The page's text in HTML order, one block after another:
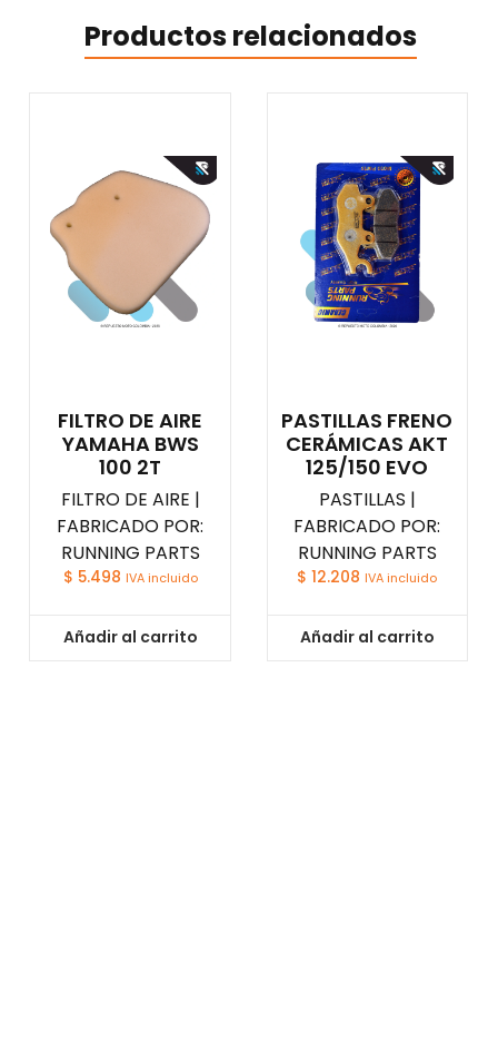
Productos relacionados
FILTRO DE AIRE
YAMAHA BWS
100 2T
FILTRO DE AIRE |
FABRICADO POR:
RUNNING PARTS
$ 5.498 IVA incluido
Añadir al carrito
PASTILLAS FRENO
CERÁMICAS AKT
125/150 EVO
PASTILLAS |
FABRICADO POR:
RUNNING PARTS
$ 12.208 IVA incluido
Añadir al carrito